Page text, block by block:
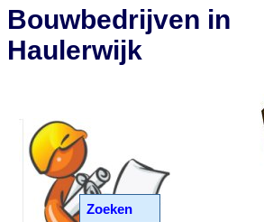
Zoeken
Bouwbedrijven in
Haulerwijk